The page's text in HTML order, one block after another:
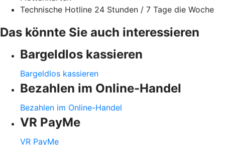
Technische Hotline 24 Stunden / 7 Tage die Woche
Das könnte Sie auch interessieren
Bargeldlos kassieren
Bargeldlos kassieren
Bezahlen im Online-Handel
Bezahlen im Online-Handel
VR PayMe
VR PayMe